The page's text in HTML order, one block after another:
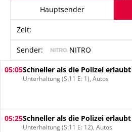
Hauptsender
Zeit:
Sender: NITRO
05:05Schneller als die Polizei erlaubt
Unterhaltung (S:11 E: 1), Autos
05:25Schneller als die Polizei erlaubt
Unterhaltung (S:11 E: 12), Autos